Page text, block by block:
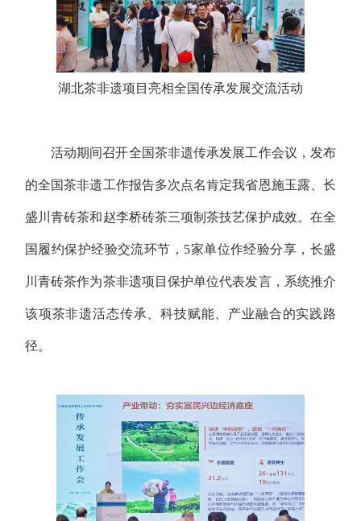
湖北茶非遗项目亮相全国传承发展交流活动
活动期间召开全国茶非遗传承发展工作会议，发布
的全国茶非遗工作报告多次点名肯定我省恩施玉露、长
盛川青砖茶和赵李桥砖茶三项制茶技艺保护成效。在全
国履约保护经验交流环节，5家单位作经验分享，长盛
川青砖茶作为茶非遗项目保护单位代表发言，系统推介
该项茶非遗活态传承、科技赋能、产业融合的实践路
径。